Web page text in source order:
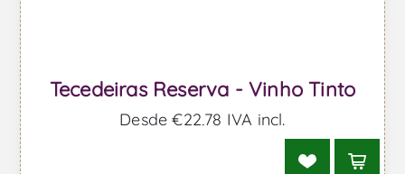
Tecedeiras Reserva - Vinho Tinto
Desde €22,78 IVA incl.